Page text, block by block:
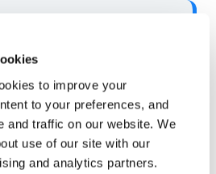
to improve your
to your preferences, and
and traffic on our website. We
use of our site with our
and analytics partners.
تعقيد الامتثال في الأنظمة
سعت شركة بوتس، الرائدة
تقنية البلوك تشين عالميًا،